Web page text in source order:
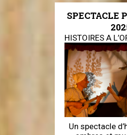
SPECTACLE
HISTOIRES A
Un spectacle